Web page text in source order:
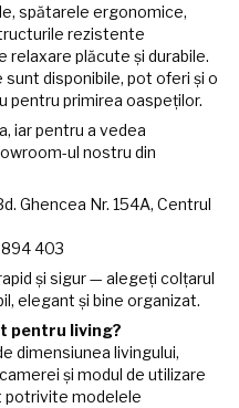
spătarele ergonomice,
rezistente
relaxare plăcute și durabile.
disponibile, pot oferi și o
pentru primirea oaspeților.
iar pentru a vedea
ul nostru din
Ghencea Nr. 154A, Centrul
403
și sigur — alegeți colțarul
elegant și bine organizat.
pentru living?
dimensiunea livingului,
și modul de utilizare
potrivite modelele